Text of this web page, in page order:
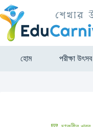
হোম পরীক্ষা উৎসব